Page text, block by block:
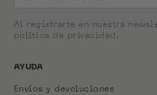
Al registrarte en nuestra
política de privacidad.
AYUDA
Envíos y devoluciones